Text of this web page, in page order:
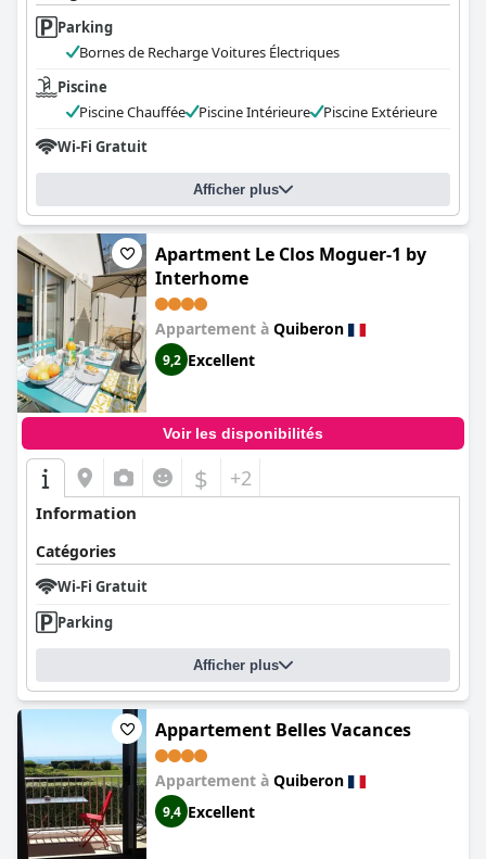
Parking
Bornes de Recharge Voitures Électriques
Piscine
Piscine Chauffée
Piscine Intérieure
Piscine Extérieure
Wi-Fi Gratuit
Afficher plus
Apartment Le Clos Moguer-1 by
Interhome
Appartement à Quiberon
9,2 Excellent
Voir les disponibilités
$ +2
Information
Catégories
Wi-Fi Gratuit
Parking
Afficher plus
Appartement Belles Vacances
Appartement à Quiberon
9,4 Excellent